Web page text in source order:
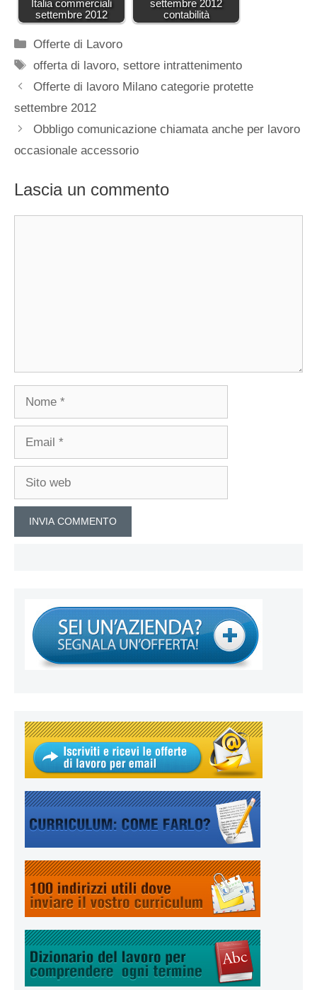
Italia commerciali
settembre 2012
settembre 2012
contabilità
Categorie
Offerte di Lavoro
Tag
offerta di lavoro,settore intrattenimento
Offerte di lavoro Milano categorie protette
settembre 2012
Obbligo comunicazione chiamata anche per lavoro
occasionale accessorio
Lascia un commento
Nome
Email
Sito